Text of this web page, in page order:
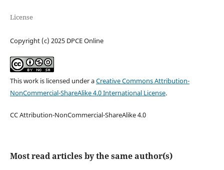
License
Copyright (c) 2025 DPCE Online
This work is licensed under aCreative Commons Attribution-
NonCommercial-ShareAlike 4.0 International License.
CC Attribution-NonCommercial-ShareAlike 4.0
Most read articles by the same author(s)